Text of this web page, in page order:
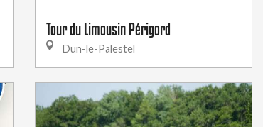
Tour du Limousin Périgord
Dun-le-Palestel